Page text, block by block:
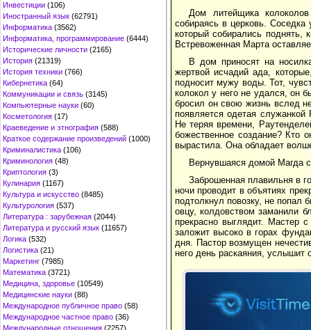
Инвестиции (106)
Иностранный язык (62791)
Информатика (3562)
Информатика, программирование (6444)
Исторические личности (2165)
История (21319)
История техники (766)
Кибернетика (64)
Коммуникации и связь (3145)
Компьютерные науки (60)
Косметология (17)
Краеведение и этнография (588)
Краткое содержание произведений (1000)
Криминалистика (106)
Криминология (48)
Криптология (3)
Кулинария (1167)
Культура и искусство (8485)
Культурология (537)
Литература : зарубежная (2044)
Литература и русский язык (11657)
Логика (532)
Логистика (21)
Маркетинг (7985)
Математика (3721)
Медицина, здоровье (10549)
Медицинские науки (88)
Международное публичное право (58)
Международное частное право (36)
Международные отношения (2257)
Дом литейщика
собираясь в церковь. Соседка
который собирались поднять,
Встревоженная Марта
В дом приносят на
жертвой исчадий ада,
подносит мужу воды. Тот,
колокол у него не удался, он
бросил он свою жизнь вслед
появляется одетая
Не теряя времени,
божественное создание? Кто
вырастила. Она обладает
Вернувшаяся домой Магда
Заброшенная плавильня в
ночи проводит в объятиях
подтолкнул повозку, не попал
овцу, колдовством заманили
прекрасно выглядит. Мастер
заложит высоко в горах
дня. Пастор возмущен
него день раскаяния, услышит